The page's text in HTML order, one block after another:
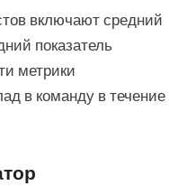
включают средний
показатель
метрики
в команду в течение